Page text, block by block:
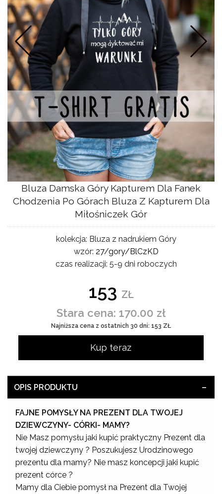
Prev Nastepne
Bluza Damska Góry Kapturem Dla Fanek
Chodzenia Po Górach Bluza Z Kapturem Dla
Miłośniczek Gór
kolekcja: Bluza z nadrukiem Góry
wzór: 27/gory/BlCzKD
czas realizacji: 5-9 dni roboczych
153 ZŁ
Stara cena: 170.00 zł
Najniższa cena z ostatnich 30 dni: 153 ZŁ
Kup teraz
OPIS PRODUKTU
FAJNE POMYSŁY NA PREZENT DLA TWOJEJ
DZIEWCZYNY- CÓRKI- MAMY?
Nie Masz pomysłu jaki kupić praktyczny Prezent dla
twojej dziewczyny ? Poszukujesz Urodzinowego
prezentu dla mamy? Nie masz koncepcji jaki kupić
prezent córce ?
Mamy dla Ciebie pomysł na Prezent dla Twojej